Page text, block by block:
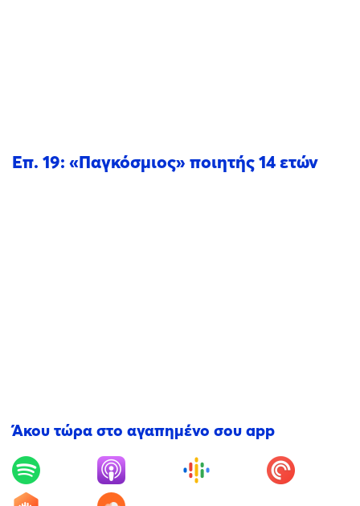
Επ. 19: «Παγκόσμιος» ποιητής 14 ετών
Άκου τώρα στο αγαπημένο σου app